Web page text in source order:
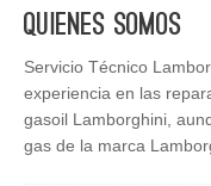
Quienes Somos
Servicio Técnico
experiencia en las
gasoil Lamborghini,
gas de la marca